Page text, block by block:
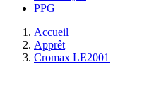
PPG
Accueil
Apprêt
Cromax LE2001